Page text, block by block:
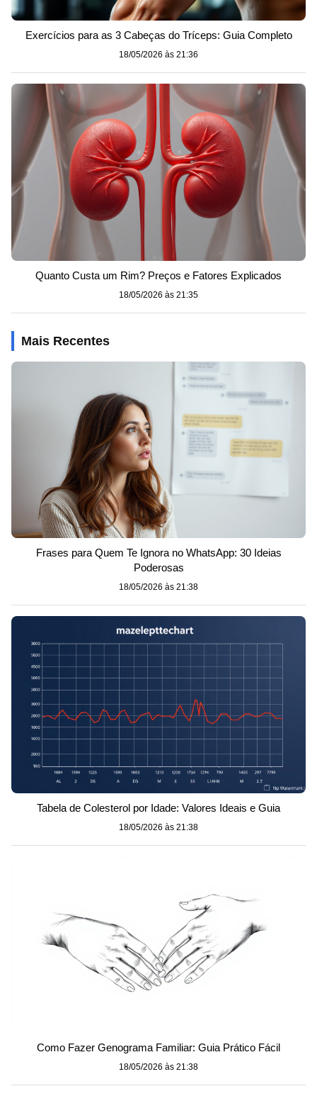
Exercícios para as 3 Cabeças do Tríceps: Guia Completo
18/05/2026 às 21:36
Quanto Custa um Rim? Preços e Fatores Explicados
18/05/2026 às 21:35
Mais Recentes
Frases para Quem Te Ignora no WhatsApp: 30 Ideias
Poderosas
18/05/2026 às 21:38
Tabela de Colesterol por Idade: Valores Ideais e Guia
18/05/2026 às 21:38
Como Fazer Genograma Familiar: Guia Prático Fácil
18/05/2026 às 21:38